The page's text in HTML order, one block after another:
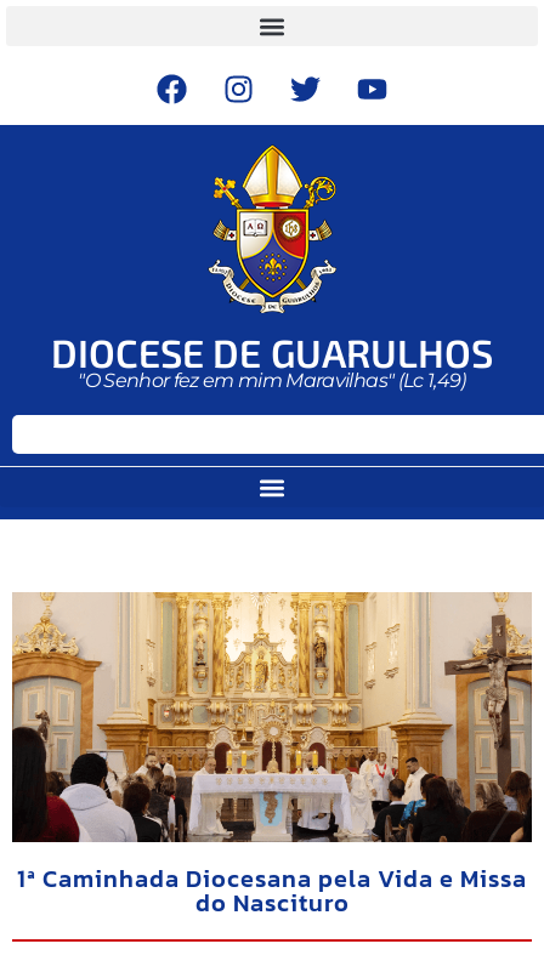
DIOCESE DE GUARULHOS
"O Senhor fez em mim Maravilhas" (Lc 1,49)
1ª Caminhada Diocesana pela Vida e Missa
do Nascituro